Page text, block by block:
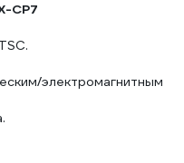
CP7
электромагнитным